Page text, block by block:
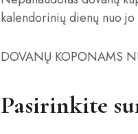
kalendorinių dienų nuo
DOVANŲ KOPONAMS
Pasirinkite